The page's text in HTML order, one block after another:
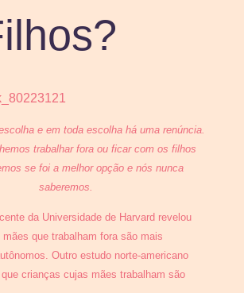
e em toda escolha há uma renúncia.
trabalhar fora ou ficar com os filhos
se foi a melhor opção e nós nunca
saberemos.
da Universidade de Harvard revelou
que trabalham fora são mais
Outro estudo norte-americano
crianças cujas mães trabalham são